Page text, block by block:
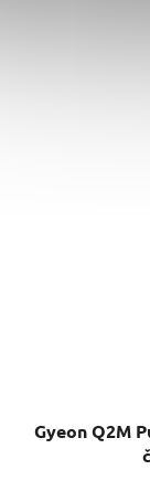
Gyeon Q2M